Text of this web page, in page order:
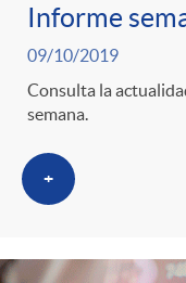
o
r
Informe
09/10/2019
Consulta la
semana.
+